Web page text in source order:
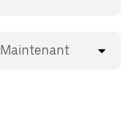
Maintenant